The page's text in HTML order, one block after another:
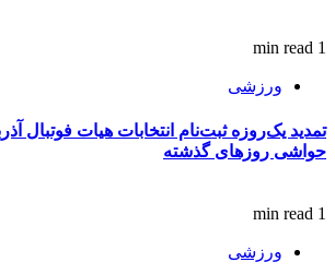
1 min read
ورزشی
تمدید یک‌روزه ثبت‌نام انتخابات هیات فوتبال
حواشی روزهای گذشته
1 min read
ورزشی